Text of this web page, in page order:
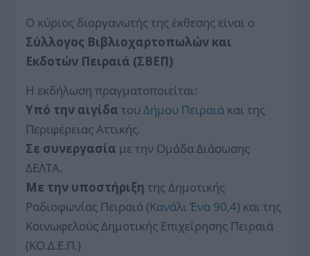
Ο κύριος διοργανωτής της έκθεσης είναι ο
Σύλλογος Βιβλιοχαρτοπωλών και
Εκδοτών Πειραιά (ΣΒΕΠ)
Η εκδήλωση πραγματοποιείται:
Υπό την αιγίδα τουΔήμου Πειραιά και της
Περιφέρειας Αττικής.
Σε συνεργασία με την Ομάδα Διάσωσης
ΔΕΛΤΑ.
Με την υποστήριξη της Δημοτικής
Ραδιοφωνίας Πειραιά (Κανάλι Ένα 90,4) και της
Κοινωφελούς Δημοτικής Επιχείρησης Πειραιά
(ΚΟ.Δ.Ε.Π.)